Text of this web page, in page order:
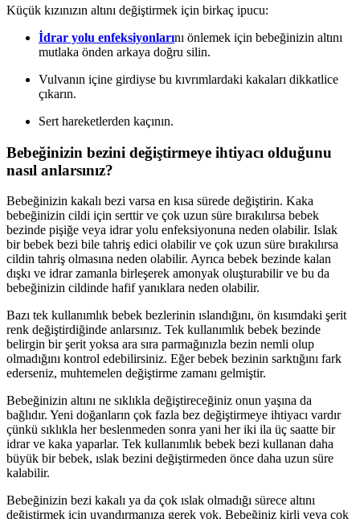
Küçük kızınızın altını değiştirmek için birkaç ipucu:
İdrar yolu enfeksiyonlarını önlemek için bebeğinizin altını
mutlaka önden arkaya doğru silin.
Vulvanın içine girdiyse bu kıvrımlardaki kakaları dikkatlice
çıkarın.
Sert hareketlerden kaçının.
Bebeğinizin bezini değiştirmeye ihtiyacı olduğunu
nasıl anlarsınız?
Bebeğinizin kakalı bezi varsa en kısa sürede değiştirin. Kaka
bebeğinizin cildi için serttir ve çok uzun süre bırakılırsa bebek
bezinde pişiğe veya idrar yolu enfeksiyonuna neden olabilir. Islak
bir bebek bezi bile tahriş edici olabilir ve çok uzun süre bırakılırsa
cildin tahriş olmasına neden olabilir. Ayrıca bebek bezinde kalan
dışkı ve idrar zamanla birleşerek amonyak oluşturabilir ve bu da
bebeğinizin cildinde hafif yanıklara neden olabilir.
Bazı tek kullanımlık bebek bezlerinin ıslandığını, ön kısımdaki şerit
renk değiştirdiğinde anlarsınız. Tek kullanımlık bebek bezinde
belirgin bir şerit yoksa ara sıra parmağınızla bezin nemli olup
olmadığını kontrol edebilirsiniz. Eğer bebek bezinin sarktığını fark
ederseniz, muhtemelen değiştirme zamanı gelmiştir.
Bebeğinizin altını ne sıklıkla değiştireceğiniz onun yaşına da
bağlıdır. Yeni doğanların çok fazla bez değiştirmeye ihtiyacı vardır
çünkü sıklıkla her beslenmeden sonra yani her iki ila üç saatte bir
idrar ve kaka yaparlar. Tek kullanımlık bebek bezi kullanan daha
büyük bir bebek, ıslak bezini değiştirmeden önce daha uzun süre
kalabilir.
Bebeğinizin bezi kakalı ya da çok ıslak olmadığı sürece altını
değiştirmek için uyandırmanıza gerek yok. Bebeğiniz kirli veya çok